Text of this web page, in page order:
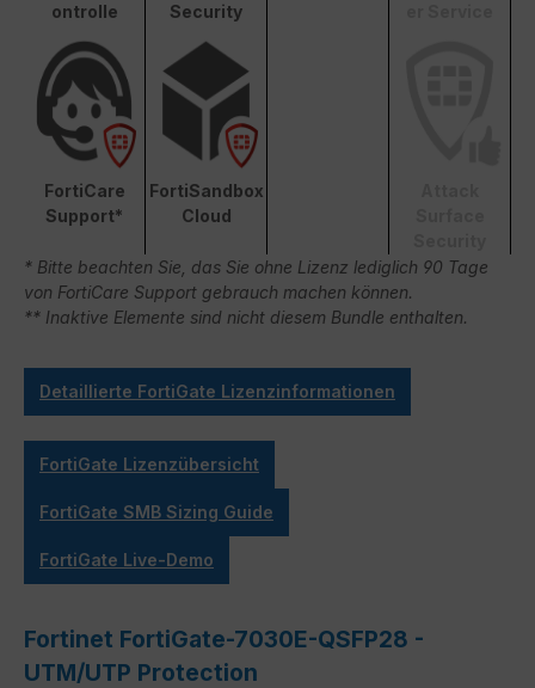
ontrolle
Security
FortiCare
Support*
FortiSandbox
Cloud
* Bitte beachten Sie, das Sie ohne Lizenz lediglich 90 Tage
von FortiCare Support gebrauch machen können.
** Inaktive Elemente sind nicht diesem Bundle enthalten.
Detaillierte FortiGate Lizenzinformationen
FortiGate Lizenzübersicht
FortiGate SMB Sizing Guide
FortiGate Live-Demo
Fortinet FortiGate-7030E-QSFP28 -
UTM/UTP Protection